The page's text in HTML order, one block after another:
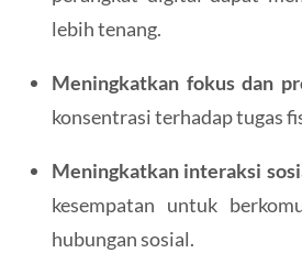
lebih tenang.
Meningkatkan fokus dan
konsentrasi terhadap tugas
Meningkatkan interaksi
kesempatan untuk
hubungan sosial.